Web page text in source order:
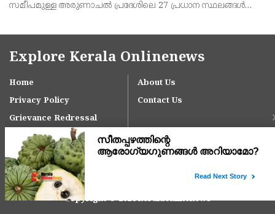
സമീപമുള്ള അരുണാചൽ പ്രദേശിലെ 27 പ്രധാന സ്ഥലങ്ങൾക്കും
സമീപ വർഷങ്ങളിൽ സംസ്ഥാനത്തെ വിവിധ പ്രദേശങ്ങൾക
Explore Kerala Onlinenews
Home
About Us
Privacy Policy
Contact Us
Grievance Redressal
Copyright © 2024 keralaonlinenews